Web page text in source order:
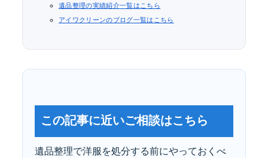
遺品整理の実績紹介一覧はこちら
アイワクリーンのブログ一覧はこちら
この記事に近いご相談はこちら
遺品整理で洋服を処分する前にやっておくべ